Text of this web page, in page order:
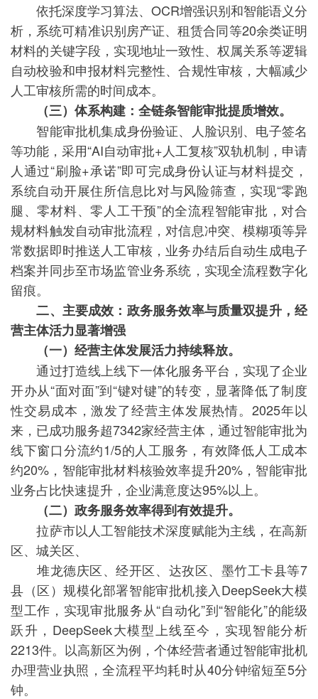
依托深度学习算法、OCR增强识别和智能语义分
析，系统可精准识别房产证、租赁合同等20余类证明
材料的关键字段，实现地址一致性、权属关系等逻辑
自动校验和申报材料完整性、合规性审核，大幅减少
人工审核所需的时间成本。
（三）体系构建：全链条智能审批提质增效。
智能审批机集成身份验证、人脸识别、电子签名
等功能，采用“AI自动审批+人工复核”双轨机制，申请
人通过“刷脸+承诺”即可完成身份认证与材料提交，
系统自动开展住所信息比对与风险筛查，实现“零跑
腿、零材料、零人工干预”的全流程智能审批，对合
规材料触发自动审批流程，对信息冲突、模糊项等异
常数据即时推送人工审核，业务办结后自动生成电子
档案并同步至市场监管业务系统，实现全流程数字化
留痕。
二、主要成效：政务服务效率与质量双提升，经
营主体活力显著增强
（一）经营主体发展活力持续释放。
通过打造线上线下一体化服务平台，实现了企业
开办从“面对面”到“键对键”的转变，显著降低了制度
性交易成本，激发了经营主体发展热情。2025年以
来，已成功服务超7342家经营主体，通过智能审批为
线下窗口分流约1/5的人工服务，有效降低人工成本
约20%，智能审批材料核验效率提升20%，智能审批
业务占比快速提升，企业满意度达95%以上。
（二）政务服务效率得到有效提升。
拉萨市以人工智能技术深度赋能为主线，在高新
区、城关区、
堆龙德庆区、经开区、达孜区、墨竹工卡县等7
县（区）规模化部署智能审批机接入DeepSeek大模
型工作，实现审批服务从“自动化”到“智能化”的能级
跃升，DeepSeek大模型上线至今，实现智能分析
2213件。以高新区为例，个体经营者通过智能审批机
办理营业执照，全流程平均耗时从40分钟缩短至5分
钟。